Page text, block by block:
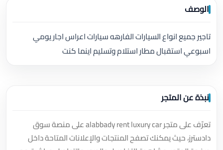
الوصف
تاجير جميع انواع السيارات الفارهه سيارات اعراس اجار يومي
اسبوعي استقبال مطار استلام وتسليم اينما كنت
نبذة عن المتجر
تعرّف على متجر alabbady rent luxury car على منصة سوق
دادسترز، حيث يمكنك تصفح المنتجات والإعلانات المتاحة داخل